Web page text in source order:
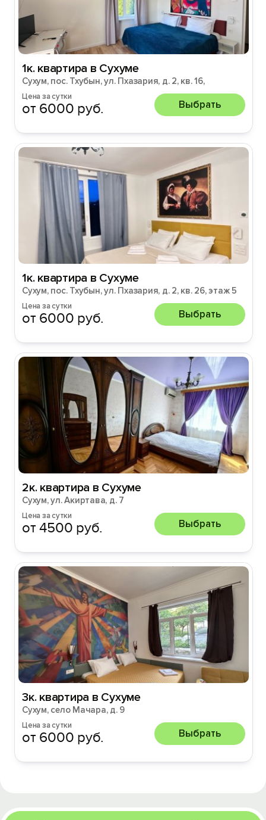
1к. квартира в Сухуме
Сухум, пос. Тхубын, ул. Пхазария, д. 2, кв. 16,
Цена за сутки
от 6000 руб. Выбрать
1к. квартира в Сухуме
Сухум, пос. Тхубын, ул. Пхазария, д. 2, кв. 26, этаж 5
Цена за сутки
от 6000 руб. Выбрать
2к. квартира в Сухуме
Сухум, ул. Акиртава, д. 7
Цена за сутки
от 4500 руб. Выбрать
3к. квартира в Сухуме
Сухум, село Мачара, д. 9
Цена за сутки
от 6000 руб. Выбрать